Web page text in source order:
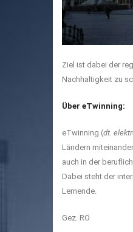
Ziel ist dabei der
Nachhaltigkeit zu
Über eTwinning:
eTwinning (dt.
Ländern
auch in der
Dabei steht der
Lernende.
Gez. RO